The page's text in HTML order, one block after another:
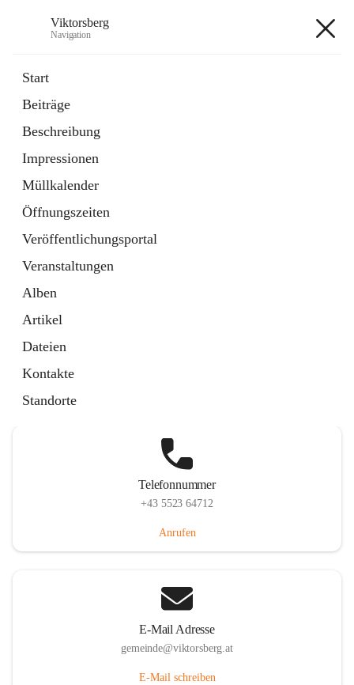
Viktorsberg
Navigation
Start
Beiträge
Beschreibung
Impressionen
Müllkalender
Öffnungszeiten
Veröffentlichungsportal
Veranstaltungen
Alben
Artikel
Dateien
Kontakte
Standorte
1 Schnellzugriff
Bürgerservice
10 Schnellzugriffe
Telefonnummer
+43 5523 64712
Anrufen
E-Mail Adresse
gemeinde@viktorsberg.at
E-Mail schreiben